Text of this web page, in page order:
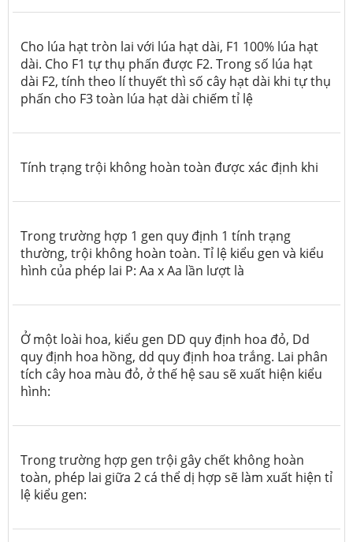
Cho lúa hạt tròn lai với lúa hạt dài, F1 100% lúa hạt
dài. Cho F1 tự thụ phấn được F2. Trong số lúa hạt
dài F2, tính theo lí thuyết thì số cây hạt dài khi tự thụ
phấn cho F3 toàn lúa hạt dài chiếm tỉ lệ
Tính trạng trội không hoàn toàn được xác định khi
Trong trường hợp 1 gen quy định 1 tính trạng
thường, trội không hoàn toàn. Tỉ lệ kiểu gen và kiểu
hình của phép lai P: Aa x Aa lần lượt là
Ở một loài hoa, kiểu gen DD quy định hoa đỏ, Dd
quy định hoa hồng, dd quy định hoa trắng. Lai phân
tích cây hoa màu đỏ, ở thế hệ sau sẽ xuất hiện kiểu
hình:
Trong trường hợp gen trội gây chết không hoàn
toàn, phép lai giữa 2 cá thể dị hợp sẽ làm xuất hiện tỉ
lệ kiểu gen: